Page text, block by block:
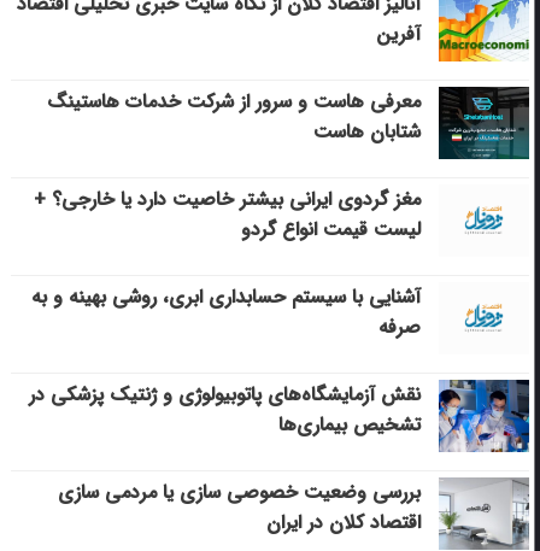
آفرین
معرفی هاست و سرور از شرکت خدمات هاستینگ
شتابان هاست
مغز گردوی ایرانی بیشتر خاصیت دارد یا خارجی؟ +
لیست قیمت انواع گردو
آشنایی با سیستم حسابداری ابری، روشی بهینه و به
صرفه
نقش آزمایشگاه‌های پاتوبیولوژی و ژنتیک پزشکی در
تشخیص بیماری‌ها
بررسی وضعیت خصوصی سازی یا مردمی سازی
اقتصاد کلان در ایران